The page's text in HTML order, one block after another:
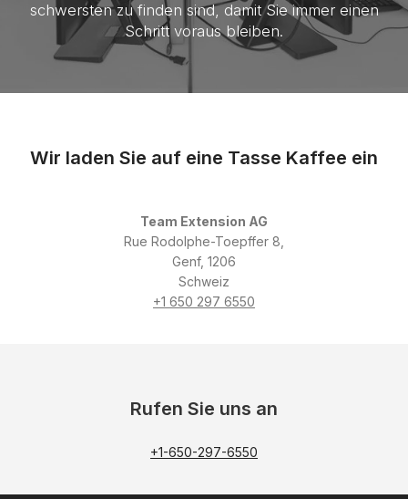
schwersten zu finden sind, damit Sie immer einen
Schritt voraus bleiben.
Wir laden Sie auf eine Tasse Kaffee ein
Team Extension AG
Rue Rodolphe-Toepffer 8,
Genf, 1206
Schweiz
+1 650 297 6550
Rufen Sie uns an
+1-650-297-6550